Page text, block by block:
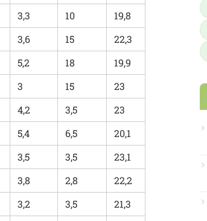
3,3 10
19,8
3,6 15
22,3
5,2 18
19,9
3 15
23
4,2 3,5
23
5,4 6,5
20,1
3,5 3,5
23,1
3,8 2,8
22,2
3,2 3,5
21,3